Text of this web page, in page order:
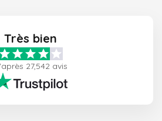
Très bien
27,542 avis